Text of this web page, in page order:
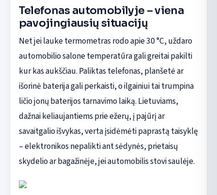
Telefonas automobilyje – viena
pavojingiausių situacijų
Net jei lauke termometras rodo apie 30 °C, uždaro
automobilio salone temperatūra gali greitai pakilti
kur kas aukščiau. Paliktas telefonas, planšetė ar
išorinė baterija gali perkaisti, o ilgainiui tai trumpina
ličio jonų baterijos tarnavimo laiką. Lietuviams,
dažnai keliaujantiems prie ežerų, į pajūrį ar
savaitgalio išvykas, verta įsidėmėti paprastą taisyklę
– elektronikos nepalikti ant sėdynės, prietaisų
skydelio ar bagažinėje, jei automobilis stovi saulėje.